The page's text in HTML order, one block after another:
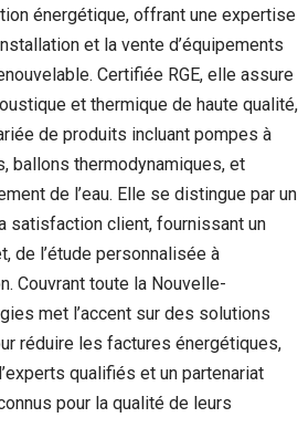
énergétique, offrant une expertise
et la vente d’équipements
Certifiée RGE, elle assure
et thermique de haute qualité,
de produits incluant pompes à
ballons thermodynamiques, et
de l’eau. Elle se distingue par un
satisfaction client, fournissant un
de l’étude personnalisée à
Couvrant toute la Nouvelle-
met l’accent sur des solutions
réduire les factures énergétiques,
qualifiés et un partenariat
pour la qualité de leurs